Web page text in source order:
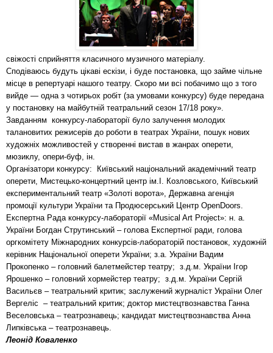
свіжості сприйняття класичного музичного матеріалу.
Сподіваюсь будуть цікаві ескізи, і буде постановка, що займе чільне
місце в репертуарі нашого театру. Скоро ми всі побачимо що з того
вийде — одна з чотирьох робіт (за умовами конкурсу) буде передана
у постановку на майбутній театральний сезон 17/18 року».
Завданням конкурсу-лабораторії було залучення молодих
талановитих режисерів до роботи в театрах України, пошук нових
художніх можливостей у створенні вистав в жанрах оперети,
мюзиклу, опери-буф, ін.
Організатори конкурсу: Київський національний академічний театр
оперети, Мистецько-концертний центр ім.І. Козловського, Київський
експериментальний театр «Золоті ворота», Державна агенція
промоції культури України та Продюсерський Центр OpenDoors.
Експертна Рада конкурсу-лабораторії «Musical Art Project»: н. а.
України Богдан Струтинський – голова Експертної ради, голова
оргкомітету Міжнародних конкурсів-лабораторій постановок, художній
керівник Національної оперети України; з.а. України Вадим
Прокопенко – головний балетмейстер театру; з.д.м. України Ігор
Ярошенко – головний хормейстер театру; з.д.м. України Сергій
Васильєв – театральний критик; заслужений журналіст України Олег
Вергеліс – театральний критик; доктор мистецтвознавства Ганна
Веселовська – театрознавець; кандидат мистецтвознавства Анна
Липківська – театрознавець.
Леонід Коваленко